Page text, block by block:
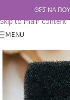
Skip to navigation
Skip to main content
ΘΕΣ ΝΑ
MENU